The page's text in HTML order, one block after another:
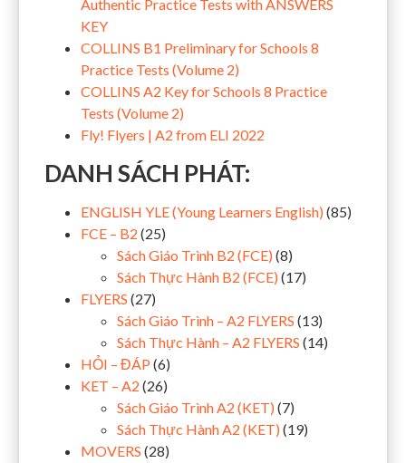
Authentic Practice Tests with ANSWERS
KEY
COLLINS B1 Preliminary for Schools 8
Practice Tests (Volume 2)
COLLINS A2 Key for Schools 8 Practice
Tests (Volume 2)
Fly! Flyers | A2 from ELI 2022
DANH SÁCH PHÁT:
ENGLISH YLE (Young Learners English) (85)
FCE – B2 (25)
Sách Giáo Trình B2 (FCE) (8)
Sách Thực Hành B2 (FCE) (17)
FLYERS (27)
Sách Giáo Trình – A2 FLYERS (13)
Sách Thực Hành – A2 FLYERS (14)
HỎI – ĐÁP (6)
KET – A2 (26)
Sách Giáo Trình A2 (KET) (7)
Sách Thực Hành A2 (KET) (19)
MOVERS (28)